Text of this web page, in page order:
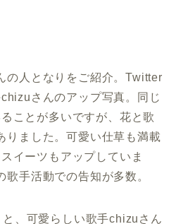
の人となりをご紹介。Twitter
さんのアップ写真。同じ
ことが多いですが、花と歌
りました。可愛い仕草も満載
イーツもアップしていま
手活動での告知が多数。
、可愛らしい歌手chizuさん